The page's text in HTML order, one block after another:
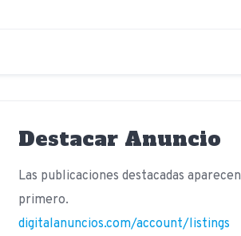
Destacar Anuncio
Las publicaciones destacadas aparecen
primero.
digitalanuncios.com/account/listings